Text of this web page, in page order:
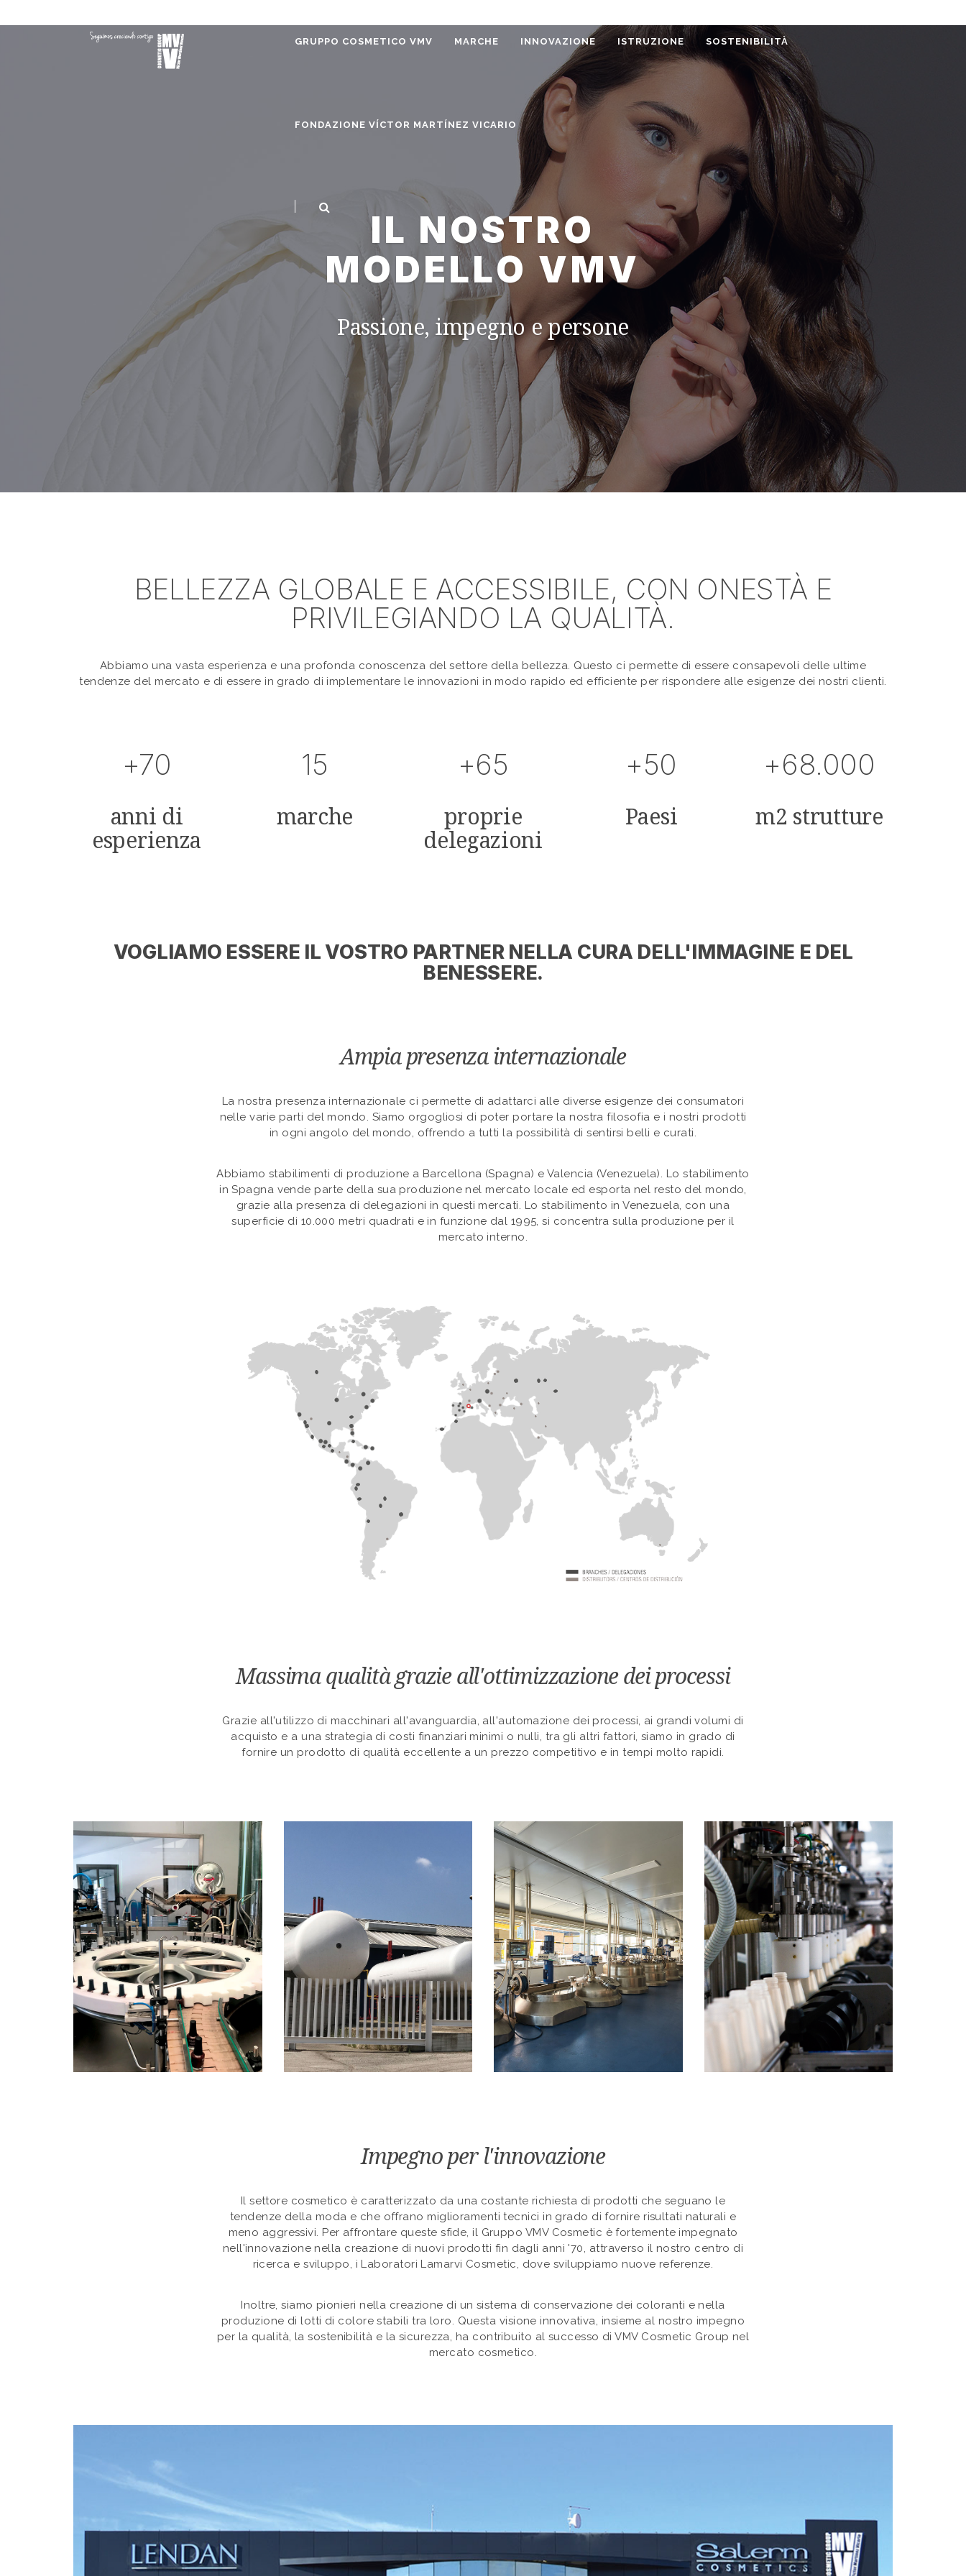
GRUPPO COSMETICO VMV MARCHE INNOVAZIONE ISTRUZIONE SOSTENIBILITÀ
FONDAZIONE VÍCTOR MARTÍNEZ VICARIO
IL NOSTRO
MODELLO VMV
Passione, impegno e persone
BELLEZZA GLOBALE E ACCESSIBILE, CON ONESTÀ E
PRIVILEGIANDO LA QUALITÀ.
Abbiamo una vasta esperienza e una profonda conoscenza del settore della bellezza. Questo ci permette di essere consapevoli delle ultime
tendenze del mercato e di essere in grado di implementare le innovazioni in modo rapido ed efficiente per rispondere alle esigenze dei nostri clienti.
+70
anni di
esperienza
15
marche
+65
proprie
delegazioni
+50
Paesi
+68.000
m2 strutture
VOGLIAMO ESSERE IL VOSTRO PARTNER NELLA CURA DELL'IMMAGINE E DEL
BENESSERE.
Ampia presenza internazionale
La nostra presenza internazionale ci permette di adattarci alle diverse esigenze dei consumatori
nelle varie parti del mondo. Siamo orgogliosi di poter portare la nostra filosofia e i nostri prodotti
in ogni angolo del mondo, offrendo a tutti la possibilità di sentirsi belli e curati.
Abbiamo stabilimenti di produzione a Barcellona (Spagna) e Valencia (Venezuela). Lo stabilimento
in Spagna vende parte della sua produzione nel mercato locale ed esporta nel resto del mondo,
grazie alla presenza di delegazioni in questi mercati. Lo stabilimento in Venezuela, con una
superficie di 10.000 metri quadrati e in funzione dal 1995, si concentra sulla produzione per il
mercato interno.
Massima qualità grazie all'ottimizzazione dei processi
Grazie all'utilizzo di macchinari all'avanguardia, all'automazione dei processi, ai grandi volumi di
acquisto e a una strategia di costi finanziari minimi o nulli, tra gli altri fattori, siamo in grado di
fornire un prodotto di qualità eccellente a un prezzo competitivo e in tempi molto rapidi.
Impegno per l'innovazione
Il settore cosmetico è caratterizzato da una costante richiesta di prodotti che seguano le
tendenze della moda e che offrano miglioramenti tecnici in grado di fornire risultati naturali e
meno aggressivi. Per affrontare queste sfide, il Gruppo VMV Cosmetic è fortemente impegnato
nell'innovazione nella creazione di nuovi prodotti fin dagli anni '70, attraverso il nostro centro di
ricerca e sviluppo, i Laboratori Lamarvi Cosmetic, dove sviluppiamo nuove referenze.
Inoltre, siamo pionieri nella creazione di un sistema di conservazione dei coloranti e nella
produzione di lotti di colore stabili tra loro. Questa visione innovativa, insieme al nostro impegno
per la qualità, la sostenibilità e la sicurezza, ha contribuito al successo di VMV Cosmetic Group nel
mercato cosmetico.